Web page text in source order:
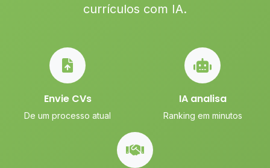
currículos com IA.
Envie CVs
De um processo atual
IA analisa
Ranking em minutos